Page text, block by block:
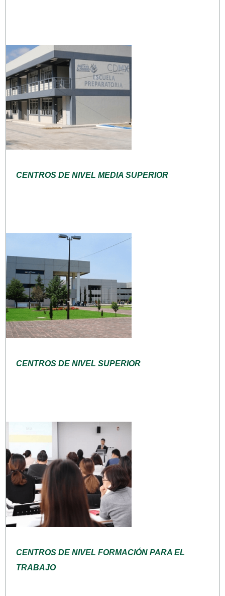
CENTROS DE NIVEL MEDIA SUPERIOR
CENTROS DE NIVEL SUPERIOR
CENTROS DE NIVEL FORMACIÓN PARA EL
TRABAJO